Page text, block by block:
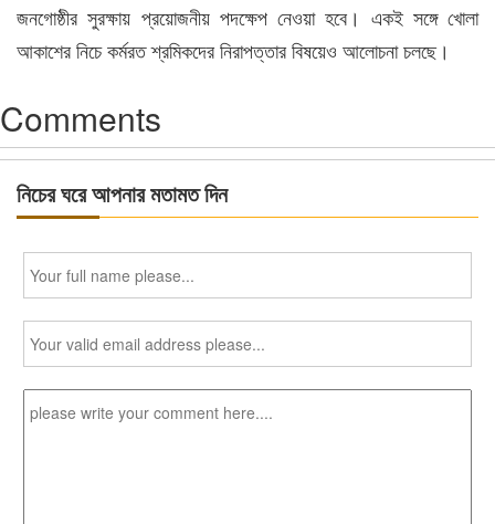
জনগোষ্ঠীর সুরক্ষায় প্রয়োজনীয় পদক্ষেপ নেওয়া হবে। একই সঙ্গে খোলা
আকাশের নিচে কর্মরত শ্রমিকদের নিরাপত্তার বিষয়েও আলোচনা চলছে।
Comments
নিচের ঘরে আপনার মতামত দিন